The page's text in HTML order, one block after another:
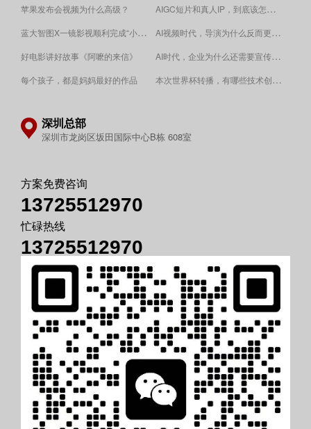
苹果发布会视频为什么高级？
AIGC短片和真人IP，到底该怎么选？
蓝大智图X一镜影视顺利完成“小蓝本”广告影片拍摄制作。
AI视频时代，导演为什么反而更重要？
好电影讲好故事《阿嚒的来信》 AI时代，企业为什么还需要宣传片？
每个孩子，都是妈妈最好的作品 ​本次世界杯转播，有哪些技术创新值得关注？
深圳总部
深圳市龙岗区坂田国际中心B栋 608室
方案免费咨询
13725512970
忙碌热线
13725512970